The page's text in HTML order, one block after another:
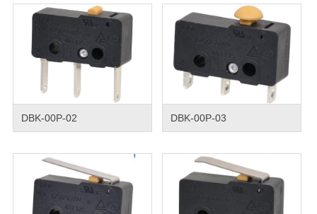
DBK-00P-02 DBK-00P-03